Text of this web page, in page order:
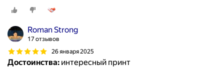
Roman Strong
17 отзывов
26 января 2025
Достоинства: интересный принт